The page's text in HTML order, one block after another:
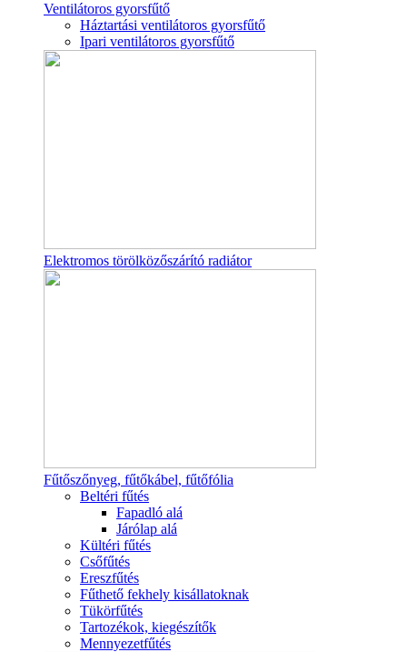
Ventilátoros gyorsfűtő
Háztartási ventilátoros gyorsfűtő
Ipari ventilátoros gyorsfűtő
Elektromos törölközőszárító radiátor
Fűtőszőnyeg, fűtőkábel, fűtőfólia
Beltéri fűtés
Fapadló alá
Járólap alá
Kültéri fűtés
Csőfűtés
Ereszfűtés
Fűthető fekhely kisállatoknak
Tükörfűtés
Tartozékok, kiegészítők
Mennyezetfűtés